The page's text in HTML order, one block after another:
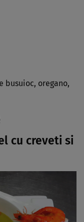
busuioc, oregano,
cu creveti si